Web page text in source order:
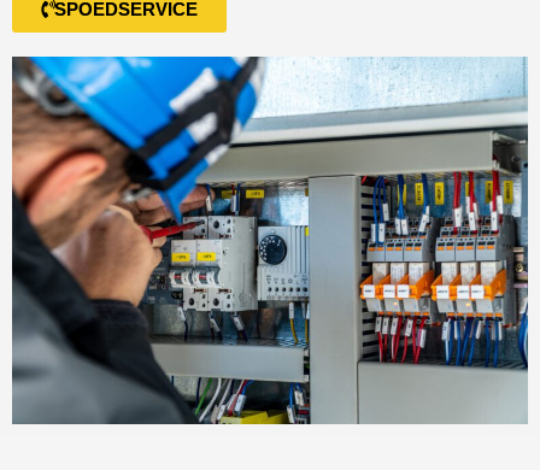
SPOEDSERVICE